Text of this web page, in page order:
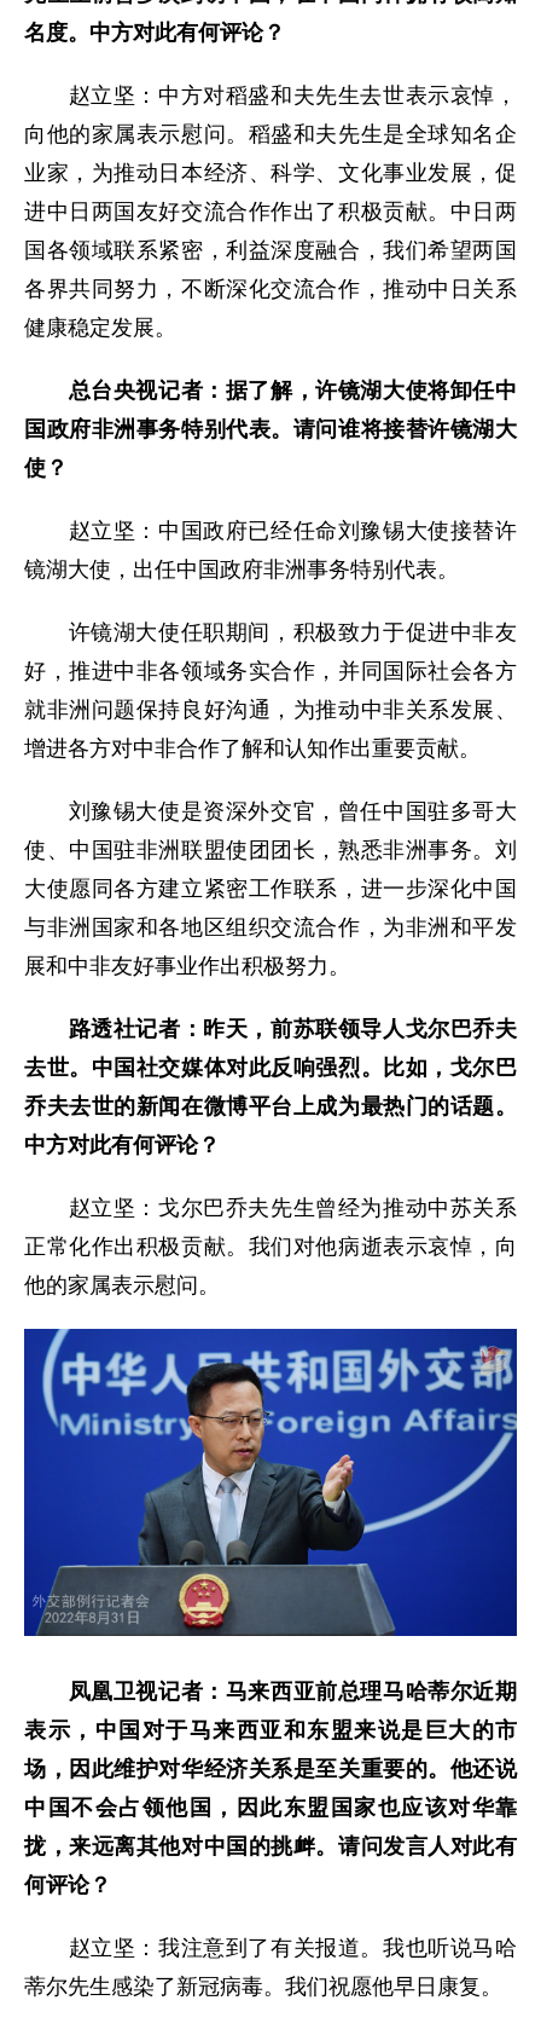
名度。中方对此有何评论？
赵立坚：中方对稻盛和夫先生去世表示哀悼，
向他的家属表示慰问。稻盛和夫先生是全球知名企
业家，为推动日本经济、科学、文化事业发展，促
进中日两国友好交流合作作出了积极贡献。中日两
国各领域联系紧密，利益深度融合，我们希望两国
各界共同努力，不断深化交流合作，推动中日关系
健康稳定发展。
总台央视记者：据了解，许镜湖大使将卸任中
国政府非洲事务特别代表。请问谁将接替许镜湖大
使？
赵立坚：中国政府已经任命刘豫锡大使接替许
镜湖大使，出任中国政府非洲事务特别代表。
许镜湖大使任职期间，积极致力于促进中非友
好，推进中非各领域务实合作，并同国际社会各方
就非洲问题保持良好沟通，为推动中非关系发展、
增进各方对中非合作了解和认知作出重要贡献。
刘豫锡大使是资深外交官，曾任中国驻多哥大
使、中国驻非洲联盟使团团长，熟悉非洲事务。刘
大使愿同各方建立紧密工作联系，进一步深化中国
与非洲国家和各地区组织交流合作，为非洲和平发
展和中非友好事业作出积极努力。
路透社记者：昨天，前苏联领导人戈尔巴乔夫
去世。中国社交媒体对此反响强烈。比如，戈尔巴
乔夫去世的新闻在微博平台上成为最热门的话题。
中方对此有何评论？
赵立坚：戈尔巴乔夫先生曾经为推动中苏关系
正常化作出积极贡献。我们对他病逝表示哀悼，向
他的家属表示慰问。
凤凰卫视记者：马来西亚前总理马哈蒂尔近期
表示，中国对于马来西亚和东盟来说是巨大的市
场，因此维护对华经济关系是至关重要的。他还说
中国不会占领他国，因此东盟国家也应该对华靠
拢，来远离其他对中国的挑衅。请问发言人对此有
何评论？
赵立坚：我注意到了有关报道。我也听说马哈
蒂尔先生感染了新冠病毒。我们祝愿他早日康复。